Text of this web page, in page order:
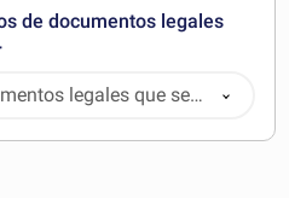
de documentos legales
legales que se